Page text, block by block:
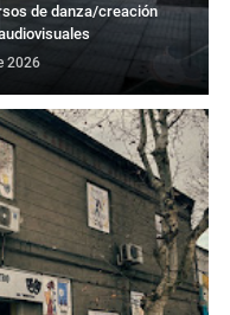
de danza/creación
2026